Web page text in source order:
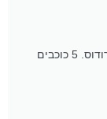
אחד מהמלונות המבוקשים באזור איקסיה שברודוס. 5 כוכבים